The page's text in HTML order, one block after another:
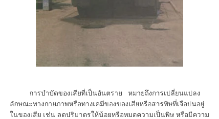
การบำบัดของเสียที่เป็นอันตราย หมายถึงการเปลี่ยนแปลง
ลักษณะทางกายภาพหรือทางเคมีของของเสียหรือสารพิษที่เจือปนอยู่
ในของเสีย เช่น ลดปริมาตรให้น้อยหรือหมดความเป็นพิษ หรือมีความ